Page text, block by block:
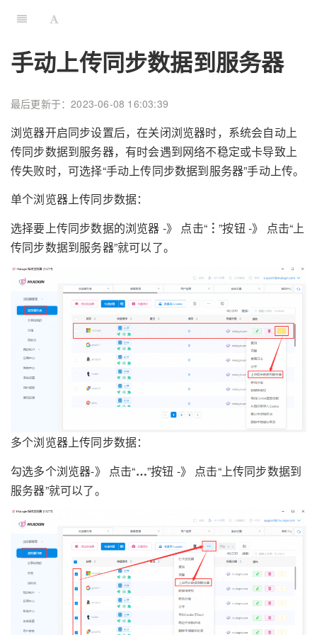
手动上传同步数据到服务器
最后更新于：2023-06-08 16:03:39
浏览器开启同步设置后，在关闭浏览器时，系统会自动上
传同步数据到服务器，有时会遇到网络不稳定或卡导致上
传失败时，可选择“手动上传同步数据到服务器”手动上传。
单个浏览器上传同步数据：
选择要上传同步数据的浏览器 -》 点击“ ︙”按钮 -》 点击“上
传同步数据到服务器”就可以了。
多个浏览器上传同步数据：
勾选多个浏览器-》 点击“…”按钮 -》 点击“上传同步数据到
服务器”就可以了。